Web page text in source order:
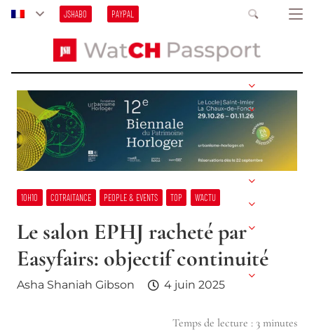
JSHABO PAYPAL
10H10 COTRAITANCE PEOPLE & EVENTS TOP W’ACTU
Le salon EPHJ racheté par
Easyfairs: objectif continuité
Asha Shaniah Gibson 4 juin 2025
Temps de lecture : 3 minutes